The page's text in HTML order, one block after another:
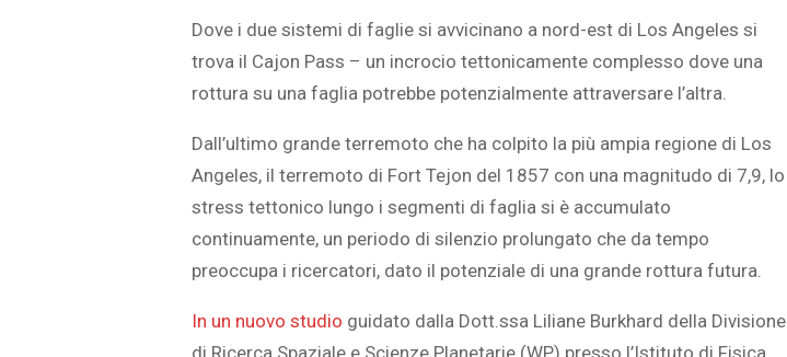
Dove i due sistemi di faglie si avvicinano a nord-est di Los Angeles si
trova il Cajon Pass – un incrocio tettonicamente complesso dove una
rottura su una faglia potrebbe potenzialmente attraversare l’altra.
Dall’ultimo grande terremoto che ha colpito la più ampia regione di Los
Angeles, il terremoto di Fort Tejon del 1857 con una magnitudo di 7,9, lo
stress tettonico lungo i segmenti di faglia si è accumulato
continuamente, un periodo di silenzio prolungato che da tempo
preoccupa i ricercatori, dato il potenziale di una grande rottura futura.
In un nuovo studio guidato dalla Dott.ssa Liliane Burkhard della Divisione
PERSONE IMMAGINANO